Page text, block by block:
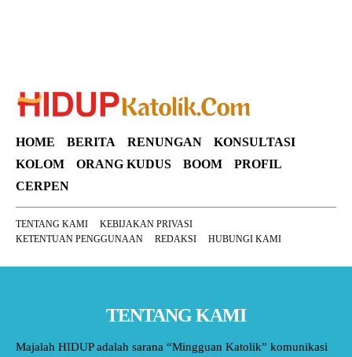
HOME BERITA RENUNGAN
KONSULTASI
KOLOM
ORANG KUDUS BOOM
PROFIL
CERPEN
TENTANG KAMI
KEBIJAKAN PRIVASI
KETENTUAN PENGGUNAAN
REDAKSI HUBUNGI KAMI
TENTANG KAMI
Majalah HIDUP adalah sarana “Mingguan Katolik” komunikasi